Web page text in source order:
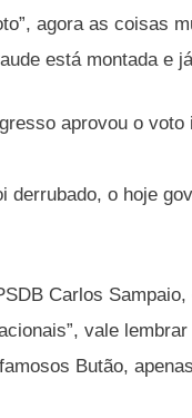
agora as coisas
está montada e
aprovou o
derrubado, o hoje
Carlos
vale
Butão,